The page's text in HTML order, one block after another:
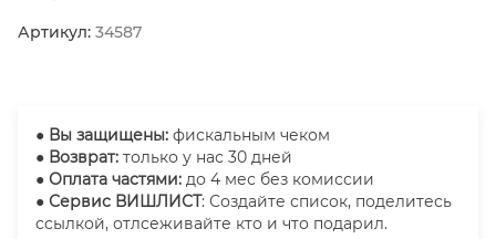
Артикул: 34587
● Вы защищены: фискальным чеком
● Возврат: только у нас 30 дней
● Оплата частями: до 4 мес без комиссии
● Сервис ВИШЛИСТ: Создайте список, поделитесь
ссылкой, отлсеживайте кто и что подарил.